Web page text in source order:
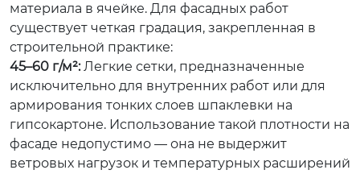
материала в ячейке. Для фасадных работ
существует четкая градация, закрепленная в
строительной практике:
45–60 г/м²:Легкие сетки, предназначенные
исключительно для внутренних работ или для
армирования тонких слоев шпаклевки на
гипсокартоне. Использование такой плотности на
фасаде недопустимо — она не выдержит
ветровых нагрузок и температурных расширений